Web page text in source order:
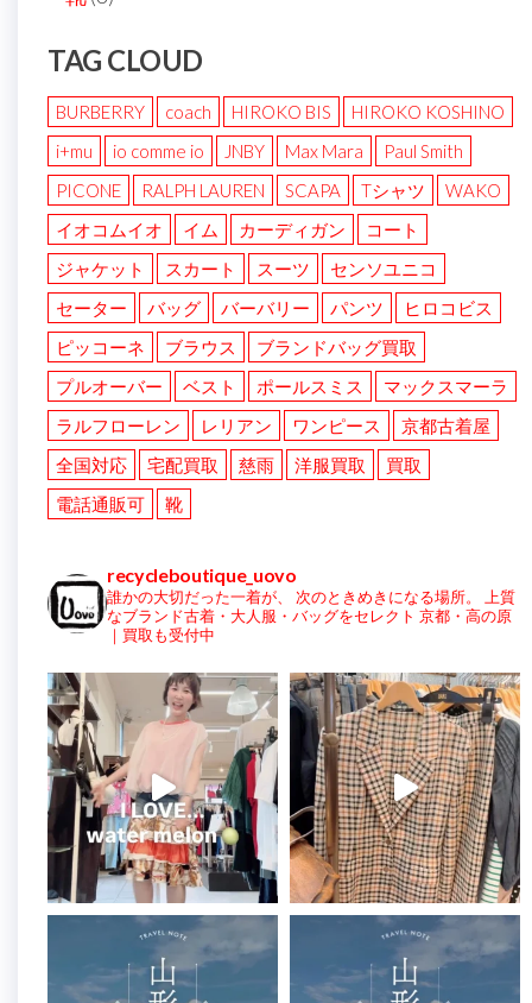
TAG CLOUD
BURBERRY coach HIROKO BIS
HIROKO KOSHINO
i+mu
io comme io JNBY Max Mara
Paul Smith
PICONE
RALPH LAUREN SCAPA Tシャツ
WAKO
イオコムイオ
イム カーディガン
コート
ジャケット
スカート スーツ
センソユニコ
セーター
バッグ バーバリー パンツ
ヒロコビス
ピッコーネ
ブラウス
ブランドバッグ買取
プルオーバー
ベスト ポールスミス
マックスマーラ
ラルフローレン
レリアン ワンピース
京都古着屋
全国対応
宅配買取 慈雨 洋服買取
買取
電話通販可
靴
recycleboutique_uovo
誰かの大切だった一着が、 次のときめきになる場所。
上質
なブランド古着・大人服・バッグをセレクト 京都・高の原
｜買取も受付中